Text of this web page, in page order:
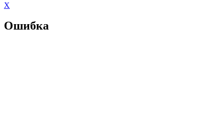
X
Ошибка